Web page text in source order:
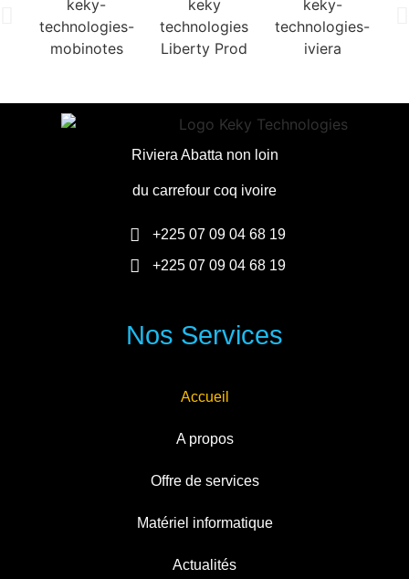
Riviera Abatta non loin
du carrefour coq ivoire
+225 07 09 04 68 19
+225 07 09 04 68 19
Nos Services
Accueil
A propos
Offre de services
Matériel informatique
Actualités